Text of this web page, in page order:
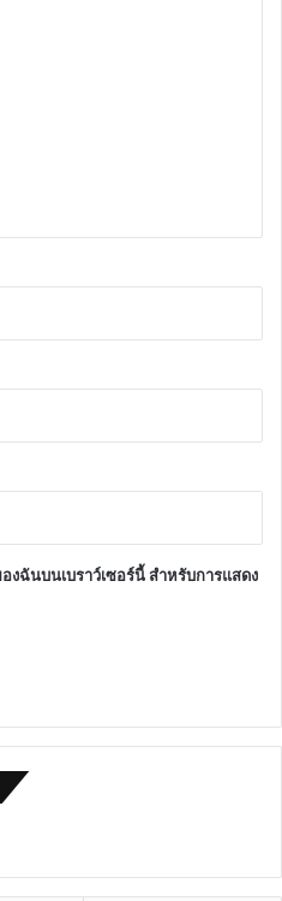
ฉันบนเบราว์เซอร์นี้ สำหรับการแสดง